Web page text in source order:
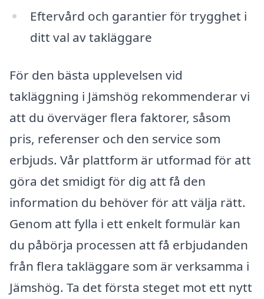
Eftervård och garantier för trygghet i
ditt val av takläggare
För den bästa upplevelsen vid
takläggning i Jämshög rekommenderar vi
att du överväger flera faktorer, såsom
pris, referenser och den service som
erbjuds. Vår plattform är utformad för att
göra det smidigt för dig att få den
information du behöver för att välja rätt.
Genom att fylla i ett enkelt formulär kan
du påbörja processen att få erbjudanden
från flera takläggare som är verksamma i
Jämshög. Ta det första steget mot ett nytt